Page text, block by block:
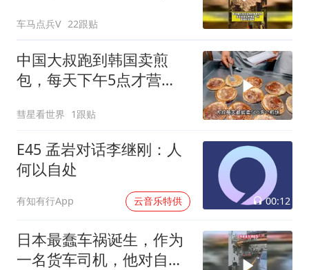
车马点兵V 22跟贴
中国大叔跑到韩国卖煎
包，每天下午5点才营
彗星看世界 1跟贴
E45 孟岩对话李继刚：人
何以自处
有知有行App 云音乐特供 00:12
日本最蠢车祸诞生，作为
一名货车司机，他对自己